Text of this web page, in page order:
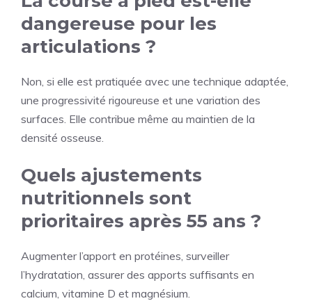
dangereuse pour les
articulations ?
Non, si elle est pratiquée avec une technique adaptée,
une progressivité rigoureuse et une variation des
surfaces. Elle contribue même au maintien de la
densité osseuse.
Quels ajustements
nutritionnels sont
prioritaires après 55 ans ?
Augmenter l’apport en protéines, surveiller
l’hydratation, assurer des apports suffisants en
calcium, vitamine D et magnésium.